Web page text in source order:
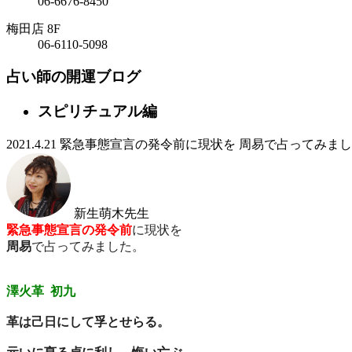
梅田店 8F
06-6110-5098
占い師の開運ブログ
スピリチュアル編
2021.4.21 緊急事態宣言の発令前に現状を 周易で占ってみま
新生萌木先生
緊急事態宣言の発令前に現状を
周易で占ってみました。
澤火革 初九
革は己日にして孚とせらる。